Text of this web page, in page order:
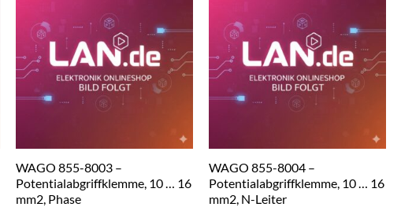
WAGO 855-8003 –
Potentialabgriffklemme, 10 … 16
mm2, Phase
WAGO 855-8004 –
Potentialabgriffklemme, 10 … 16
mm2, N-Leiter